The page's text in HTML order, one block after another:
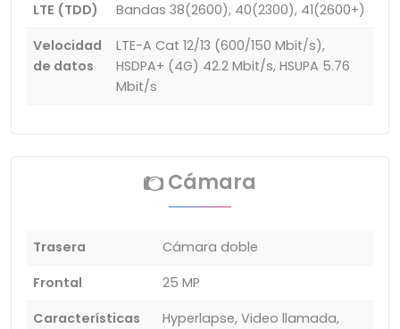
LTE (TDD)
Bandas 38(2600), 40(2300), 41(2600+)
Velocidad
de datos
LTE-A Cat 12/13 (600/150 Mbit/s),
HSDPA+ (4G) 42.2 Mbit/s, HSUPA 5.76
Mbit/s
Cámara
Trasera
Cámara doble
Frontal
25 MP
Características
Hyperlapse, Video llamada,